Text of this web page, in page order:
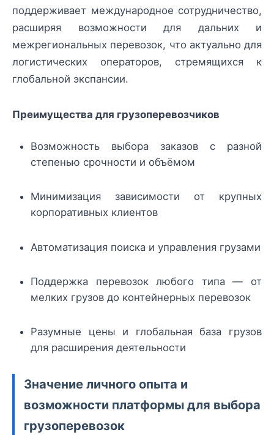
поддерживает международное сотрудничество,
расширяя возможности для дальних и
межрегиональных перевозок, что актуально для
логистических операторов, стремящихся к
глобальной экспансии.
Преимущества для грузоперевозчиков
Возможность выбора заказов с разной
степенью срочности и объёмом
Минимизация зависимости от крупных
корпоративных клиентов
Автоматизация поиска и управления грузами
Поддержка перевозок любого типа — от
мелких грузов до контейнерных перевозок
Разумные цены и глобальная база грузов
для расширения деятельности
Значение личного опыта и
возможности платформы для выбора
грузоперевозок